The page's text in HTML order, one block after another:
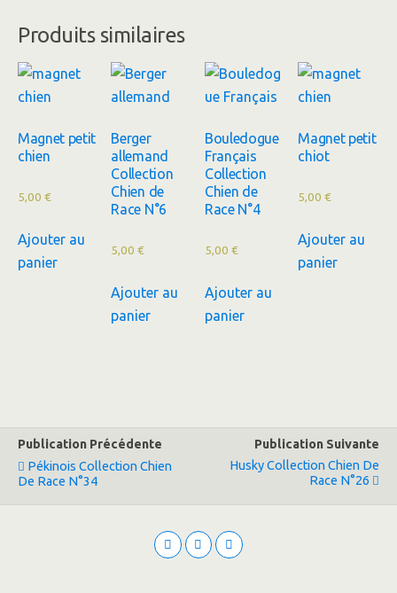
Produits similaires
Magnet petit
chien
5,00 €
Ajouter au
panier
Berger
allemand
Collection
Chien de
Race N°6
5,00€
Ajouter au
panier
Bouledogue
Français
Collection
Chien de
Race N°4
5,00 €
Ajouter au
panier
Magnet petit
chiot
5,00€
Ajouter au
panier
Publication Précédente
Pékinois Collection Chien
De Race N°34
Publication Suivante
Husky Collection Chien De
Race N°26